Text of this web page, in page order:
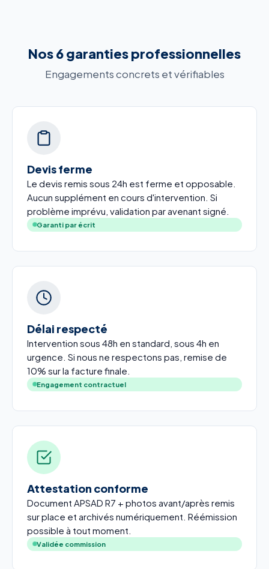
Nos 6 garanties professionnelles
Engagements concrets et vérifiables
Devis ferme
Le devis remis sous 24h est ferme et opposable.
Aucun supplément en cours d'intervention. Si
problème imprévu, validation par avenant signé.
Garanti par écrit
Délai respecté
Intervention sous 48h en standard, sous 4h en
urgence. Si nous ne respectons pas, remise de
10% sur la facture finale.
Engagement contractuel
Attestation conforme
Document APSAD R7 + photos avant/après remis
sur place et archivés numériquement. Réémission
possible à tout moment.
Validée commission